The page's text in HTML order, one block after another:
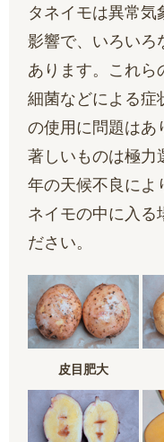
タネイモは異常気
影響で、いろいろ
あります。これら
細菌などによる症
の使用に問題はあ
著しいものは極力
年の天候不良によ
ネイモの中に入る
ださい。
皮目肥大